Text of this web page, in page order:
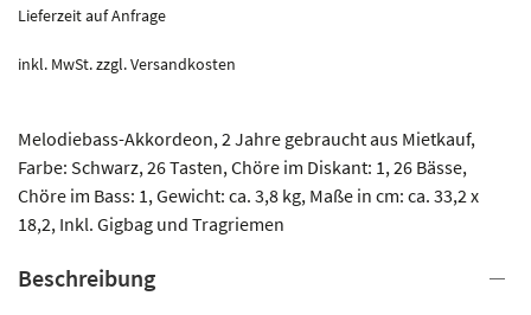
Lieferzeit auf Anfrage
inkl. MwSt.zzgl.Versandkosten
Melodiebass-Akkordeon, 2 Jahre gebraucht aus Mietkauf,
Farbe: Schwarz, 26 Tasten, Chöre im Diskant: 1, 26 Bässe,
Chöre im Bass: 1, Gewicht: ca. 3,8 kg, Maße in cm: ca. 33,2 x
18,2, Inkl. Gigbag und Tragriemen
Beschreibung